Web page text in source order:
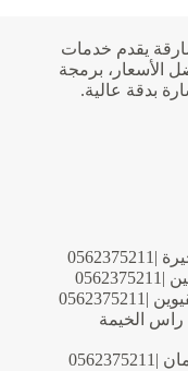
يقدم خدمات
الأسعار، برمجة
بدقة عالية.
راس الخيمة